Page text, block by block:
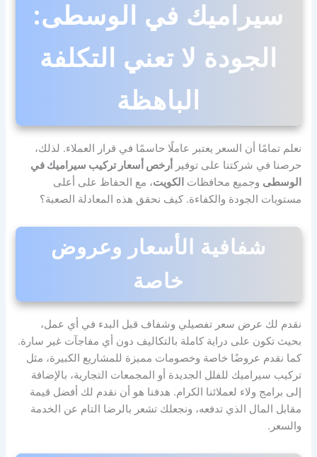
سيراميك في الوسطى:
الجودة لا تعني التكلفة
الباهظة
نعلم تمامًا أن السعر يعتبر عاملًا حاسمًا في قرار العملاء. لذلك،
حرصنا في شركتنا على توفير
أرخص أسعار تركيب سيراميك في
الوسطى وجميع محافظات الكويت، مع الحفاظ على أعلى
مستويات الجودة والكفاءة. كيف نحقق هذه المعادلة الصعبة؟
شفافية الأسعار وعروض
خاصة
نقدم لك عرض سعر تفصيلي وشفاف قبل البدء في أي عمل،
بحيث تكون على دراية كاملة بالتكاليف دون أي مفاجآت غير سارة.
كما نقدم عروضًا خاصة وخصومات مميزة للمشاريع الكبيرة، مثل
تركيب سيراميك للفلل الجديدة أو المجمعات التجارية، بالإضافة
إلى برامج ولاء لعملائنا الكرام. هدفنا هو أن نقدم لك أفضل قيمة
مقابل المال الذي تدفعه، ونجعلك تشعر بالرضا التام عن الخدمة
والسعر.